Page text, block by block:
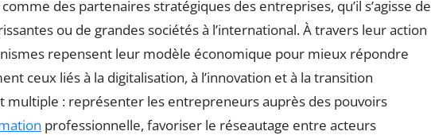
des partenaires stratégiques des entreprises, qu’il s’agisse de
ou de grandes sociétés à l’international. À travers leur action
repensent leur modèle économique pour mieux répondre
ceux liés à la digitalisation, à l’innovation et à la transition
multiple : représenter les entrepreneurs auprès des pouvoirs
professionnelle, favoriser le réseautage entre acteurs